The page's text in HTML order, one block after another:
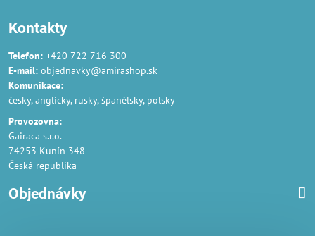
Kontakty
Telefon: +420 722 716 300
E-mail: objednavky@amirashop.sk
Komunikace:
česky, anglicky, rusky, španělsky, polsky
Provozovna:
Gairaca s.r.o.
74253 Kunín 348
Česká republika
Objednávky